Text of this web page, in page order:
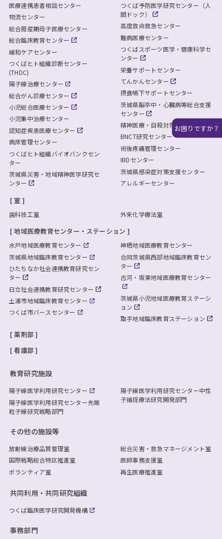
お困りですか？
医療連携患者相談センター
物流センター
総合周産期母子医療センター
総合臨床教育センター
緩和ケアセンター
つくばヒト組織診断センター
(THDC)
陽子線治療センター
総合がん診療センター
小児総合医療センター
小児集中治療センター
認知症疾患医療センター
病床管理センター
つくばヒト組織バイオバンクセン
ター
茨城県災害・地域精神医学研究セ
ンター
つくば予防医学研究センター（人
間ドック）
高度救命救急センター
難病医療センター
つくばスポーツ医学・健康科学セ
ンター
栄養サポートセンター
てんかんセンター
摂食嚥下サポートセンター
茨城県脳卒中・心臓病等総合支援
センター
精神医療・自殺対策連携センター
BNCT研究センター
術後疼痛管理センター
IBDセンター
茨城県感染症対策支援センター
アレルギーセンター
室
歯科技工室 外来化学療法室
地域医療教育センター・ステーション
水戸地域医療教育センター
茨城県地域臨床教育センター
ひたちなか社会連携教育研究セン
ター
日立社会連携教育研究センター
土浦市地域臨床教育センター
つくば市バースセンター
神栖地域医療教育センター
合同茨城県西部地域臨床教育セン
ター
古河・坂東地域医療教育センター
茨城県小児地域医療教育ステーシ
ョン
取手地域臨床教育ステーション
薬剤部
看護部
教育研究施設
陽子線医学利用研究センター
陽子線医学利用研究センター先端
粒子線研究戦略部門
陽子線医学利用研究センター中性
子捕捉療法研究開発部門
その他の施設等
放射線治療品質管理室
国際戦略総合特区推進室
ボランティア室
総合災害・救急マネージメント室
医師事務支援室
再生医療推進室
共同利用・共同研究組織
つくば臨床医学研究開発機構
事務部門